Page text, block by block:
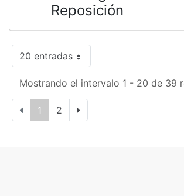
Reposición
20 entradas
Mostrando el intervalo 1 - 20 de 39
1 2